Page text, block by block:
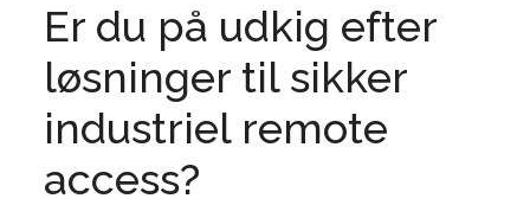
Er du på udkig efter
løsninger til sikker
industriel remote
access?